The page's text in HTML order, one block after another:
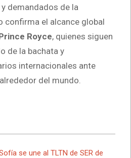
demandados de la
confirma el alcance global
Royce, quienes siguen
de la bachata y
internacionales ante
del mundo.
se une al TLTN de SER de